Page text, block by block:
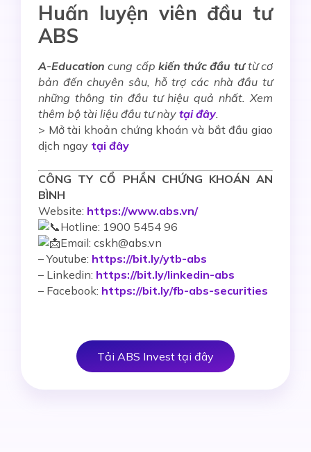
Huấn luyện viên đầu tư
ABS
A-Education cung cấp kiến thức đầu tưtừ cơ
bản đến chuyên sâu, hỗ trợ các nhà đầu tư
những thông tin đầu tư hiệu quả nhất. Xem
thêm bộ tài liệu đầu tư này tại đây.
> Mở tài khoản chứng khoán và bắt đầu giao
dịch ngay tại đây
CÔNG TY CỔ PHẦN CHỨNG KHOÁN AN
BÌNH
Website: https://www.abs.vn/
Hotline: 1900 5454 96
Email: cskh@abs.vn
–Youtube: https://bit.ly/ytb-abs
– Linkedin: https://bit.ly/linkedin-abs
– Facebook: https://bit.ly/fb-abs-securities
Tải ABS Invest tại đây